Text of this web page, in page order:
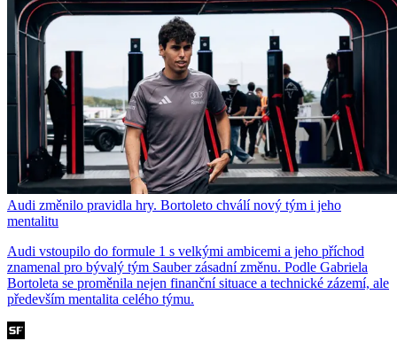
Audi změnilo pravidla hry. Bortoleto chválí nový tým i jeho
mentalitu
Audi vstoupilo do formule 1 s velkými ambicemi a jeho příchod
znamenal pro bývalý tým Sauber zásadní změnu. Podle Gabriela
Bortoleta se proměnila nejen finanční situace a technické zázemí, ale
především mentalita celého týmu.